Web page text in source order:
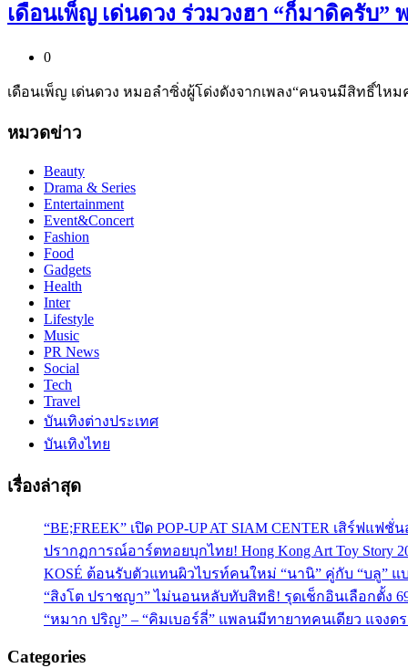
เดือนเพ็ญ เด่นดวง ร่วมวงฮา “ก็มาดิครับ
0
เดือนเพ็ญ เด่นดวง หมอลำซิ่งผู้โด่งดังจากเพลง“คนจนมีสิทธิ์ไห
หมวดข่าว
Beauty
Drama & Series
Entertainment
Event&Concert
Fashion
Food
Gadgets
Health
Inter
Lifestyle
Music
PR News
Social
Tech
Travel
บันเทิงต่างประเทศ
บันเทิงไทย
เรื่องล่าสุด
“BE;FREEK” เปิด POP-UP AT SIAM CENTER เสิร์ฟ
ปรากฏการณ์อาร์ตทอยบุกไทย! Hong Kong Art Toy Story
KOSÉ ต้อนรับตัวแทนผิวไบรท์คนใหม่ “นานิ” คู่กับ “บลู” แ
“สิงโต ปราชญา” ไม่นอนหลับทับสิทธิ! รุดเช็กอินเลือกตั้ง
“หมาก ปริญ” – “คิมเบอร์ลี่” แพลนมีทายาทคนเดียว แจง
Categories